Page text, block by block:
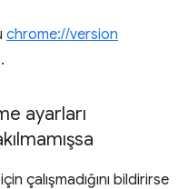
chrome://version
ayarları
çalışmadığını bildirirse